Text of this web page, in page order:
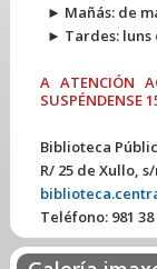
► Mañás: de
► Tardes: luns
A ATENCIÓN
SUSPÉNDENSE
Biblioteca
R/ 25 de Xullo,
Teléfono:981 38